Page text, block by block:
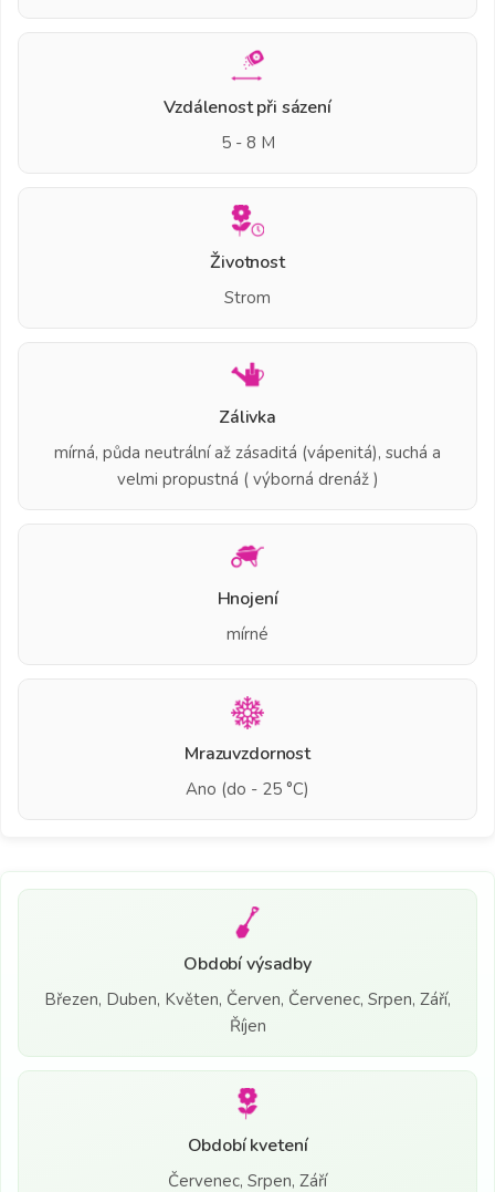
Vzdálenost při sázení
5 - 8 M
Životnost
Strom
Zálivka
mírná, půda neutrální až zásaditá (vápenitá), suchá a
velmi propustná ( výborná drenáž )
Hnojení
mírné
Mrazuvzdornost
Ano (do - 25 °C)
Období výsadby
Březen, Duben, Květen, Červen, Červenec, Srpen, Září,
Říjen
Období kvetení
Červenec, Srpen, Září